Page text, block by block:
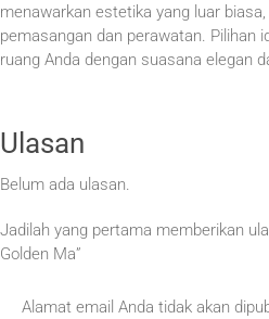
menawarkan estetika yang luar
pemasangan dan perawatan. Pilihan
ruang Anda dengan suasana elegan
Ulasan
Belum ada ulasan.
Jadilah yang pertama memberikan
Golden Ma”
Alamat email Anda tidak akan